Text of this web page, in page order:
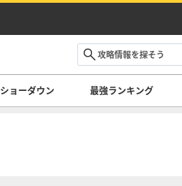
ショーダウン 最強ランキング